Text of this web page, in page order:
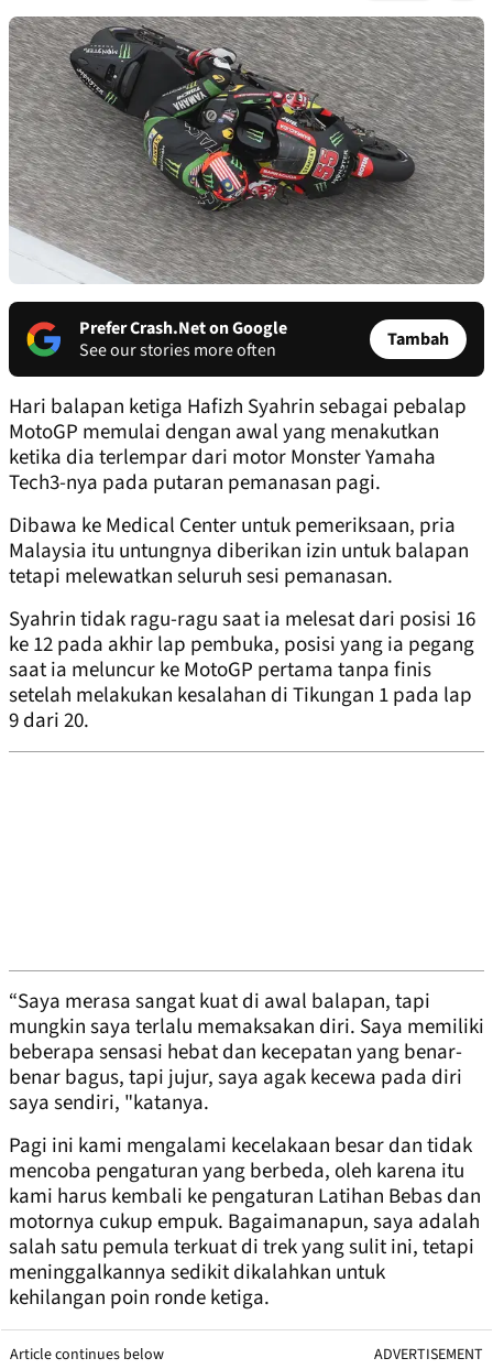
Prefer Crash.Net on Google
See our stories more often
Tambah
Hari balapan ketiga Hafizh Syahrin sebagai pebalap
MotoGP memulai dengan awal yang menakutkan
ketika dia terlempar dari motor Monster Yamaha
Tech3-nya pada putaran pemanasan pagi.
Dibawa ke Medical Center untuk pemeriksaan, pria
Malaysia itu untungnya diberikan izin untuk balapan
tetapi melewatkan seluruh sesi pemanasan.
Syahrin tidak ragu-ragu saat ia melesat dari posisi 16
ke 12 pada akhir lap pembuka, posisi yang ia pegang
saat ia meluncur ke MotoGP pertama tanpa finis
setelah melakukan kesalahan di Tikungan 1 pada lap
9 dari 20.
“Saya merasa sangat kuat di awal balapan, tapi
mungkin saya terlalu memaksakan diri. Saya memiliki
beberapa sensasi hebat dan kecepatan yang benar-
benar bagus, tapi jujur, saya agak kecewa pada diri
saya sendiri, "katanya.
Pagi ini kami mengalami kecelakaan besar dan tidak
mencoba pengaturan yang berbeda, oleh karena itu
kami harus kembali ke pengaturan Latihan Bebas dan
motornya cukup empuk. Bagaimanapun, saya adalah
salah satu pemula terkuat di trek yang sulit ini, tetapi
meninggalkannya sedikit dikalahkan untuk
kehilangan poin ronde ketiga.
Article continues below ADVERTISEMENT